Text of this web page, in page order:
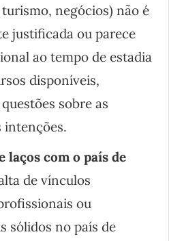
negócios) não é
justificada ou parece
ao tempo de estadia
disponíveis,
sobre as
intenções.
laços com o país de
de vínculos
ou
sólidos no país de